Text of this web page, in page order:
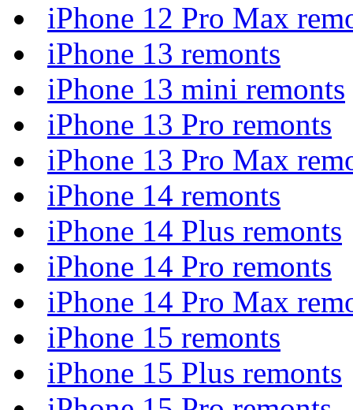
iPhone 12 Pro Max
iPhone 13 remonts
iPhone 13 mini remonts
iPhone 13 Pro remonts
iPhone 13 Pro Max
iPhone 14 remonts
iPhone 14 Plus remonts
iPhone 14 Pro remonts
iPhone 14 Pro Max
iPhone 15 remonts
iPhone 15 Plus remonts